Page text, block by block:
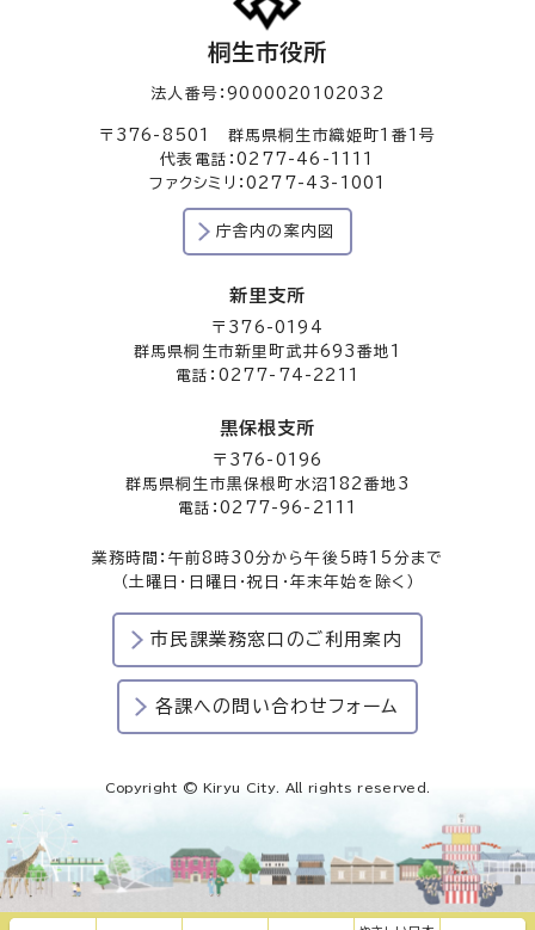
桐生市役所
法人番号：9000020102032
〒376-8501 群馬県桐生市織姫町1番1号
代表電話：0277-46-1111
ファクシミリ：0277-43-1001
庁舎内の案内図
新里支所
〒376-0194
群馬県桐生市新里町武井693番地1
電話：0277-74-2211
黒保根支所
〒376-0196
群馬県桐生市黒保根町水沼182番地3
電話：0277-96-2111
業務時間：午前8時30分から午後5時15分まで
（土曜日・日曜日・祝日・年末年始を除く）
市民課業務窓口のご利用案内
各課への問い合わせフォーム
Copyright © Kiryu City. All rights reserved.